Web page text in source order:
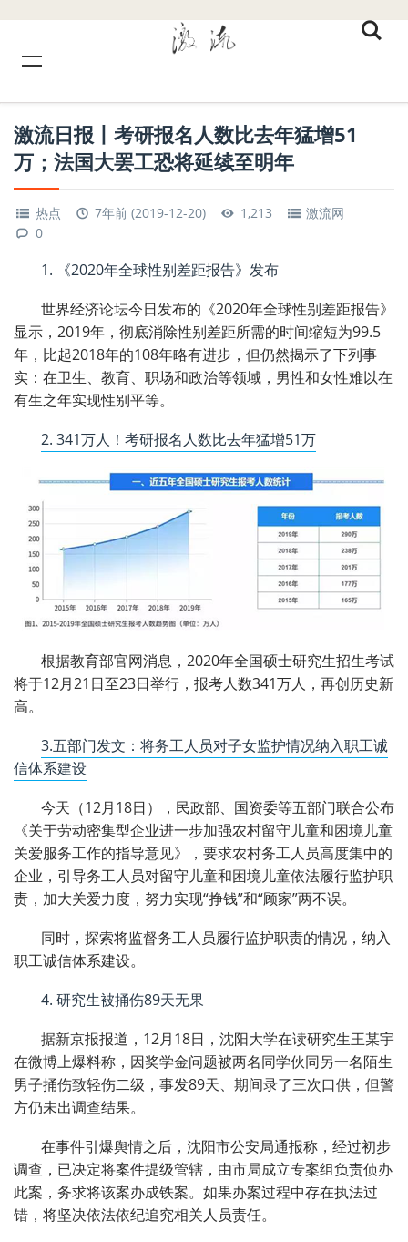
激流日报丨考研报名人数比去年猛增51
万；法国大罢工恐将延续至明年
热点 7年前 (2019-12-20) 1,213
激流网
0
1. 《2020年全球性别差距报告》发布
世界经济论坛今日发布的《2020年全球性别差距报告》
显示，2019年，彻底消除性别差距所需的时间缩短为99.5
年，比起2018年的108年略有进步，但仍然揭示了下列事
实：在卫生、教育、职场和政治等领域，男性和女性难以在
有生之年实现性别平等。
2. 341万人！考研报名人数比去年猛增51万
根据教育部官网消息，2020年全国硕士研究生招生考试
将于12月21日至23日举行，报考人数341万人，再创历史新
高。
3.五部门发文：将务工人员对子女监护情况纳入职工诚
信体系建设
今天（12月18日），民政部、国资委等五部门联合公布
《关于劳动密集型企业进一步加强农村留守儿童和困境儿童
关爱服务工作的指导意见》，要求农村务工人员高度集中的
企业，引导务工人员对留守儿童和困境儿童依法履行监护职
责，加大关爱力度，努力实现“挣钱”和“顾家”两不误。
同时，探索将监督务工人员履行监护职责的情况，纳入
职工诚信体系建设。
4. 研究生被捅伤89天无果
据新京报报道，12月18日，沈阳大学在读研究生王某宇
在微博上爆料称，因奖学金问题被两名同学伙同另一名陌生
男子捅伤致轻伤二级，事发89天、期间录了三次口供，但警
方仍未出调查结果。
在事件引爆舆情之后，沈阳市公安局通报称，经过初步
调查，已决定将案件提级管辖，由市局成立专案组负责侦办
此案，务求将该案办成铁案。如果办案过程中存在执法过
错，将坚决依法依纪追究相关人员责任。